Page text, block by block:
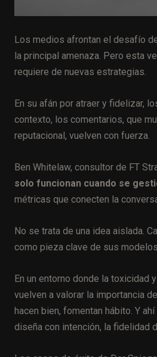
Los medios afrontan el desafío
la principal amenaza. Pero esta
requiere de nuevas estrategias.
En su afán por atraer y fidelizar,
contexto, los comentarios, que
reputacional, vuelven con fuerza.
Ben Whitelaw, consultor de FT
solo funcionan cuando se
métricas que conecten la
No se trata de una idea aislada.
como pieza clave de sus
En un entorno donde la toxicidad
vuelven a valorar la importancia
hacen bien, fomentan hábito. Y
diseña con intención, la fidelidad